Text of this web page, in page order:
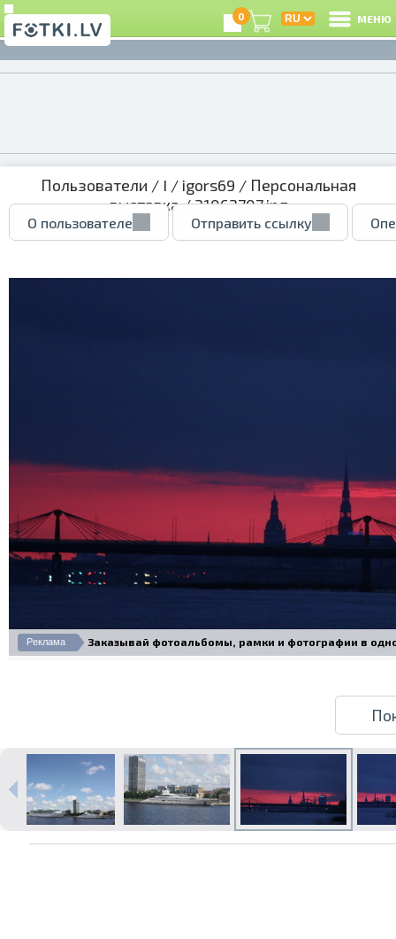
Печать в течение 1 часа в Риге –
0 МЕНЮ
Пользователи / I / igors69 / Персональная
выставка/ 31062707.jpg
О пользователе Отправить ссылку
Реклама Заказывай фотоальбомы, рамки и фотографии в